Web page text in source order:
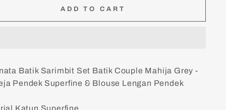
ADD TO CART
Batik Sarimbit Set Batik Couple Mahija Grey -
Pendek Superfine & Blouse Lengan Pendek